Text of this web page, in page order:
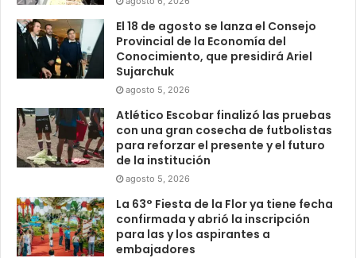
El 18 de agosto se lanza el Consejo
Provincial de la Economía del
Conocimiento, que presidirá Ariel
Sujarchuk
agosto 5, 2026
Atlético Escobar finalizó las pruebas
con una gran cosecha de futbolistas
para reforzar el presente y el futuro
de la institución
agosto 5, 2026
La 63° Fiesta de la Flor ya tiene fecha
confirmada y abrió la inscripción
para las y los aspirantes a
embajadores